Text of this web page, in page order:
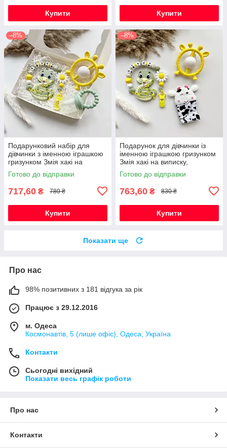
Купити Купити
–8%
Подарунковий набір для
дівчинки з іменною іграшкою
гризунком Змія хакі на
виписку, хрестини, півроку
Готово до відправки
717,60 ₴ 780 ₴
Купити
–8%
Подарунок для дівчинки із
іменною іграшкою гризунком
Змія хакі на виписку,
хрестини, півроку,
народження
Готово до відправки
763,60 ₴ 830 ₴
Купити
Показати ще
Про нас
98% позитивних з 181 відгука за рік
Працює з 29.12.2016
м. Одеса
Космонавтів, 5 (лише офіс), Одеса, Україна
Контакти
Сьогодні вихідний
Показати весь графік роботи
Про нас
Контакти